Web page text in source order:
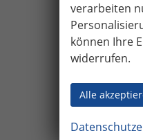
verarbeiten
können Ihre
widerrufen.
Alle